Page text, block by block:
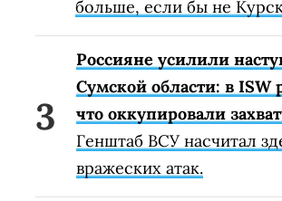
больше, если бы не
Россияне усилили
Сумской области: в ISW
что оккупировали
Генштаб ВСУ насчитал
вражеских атак.